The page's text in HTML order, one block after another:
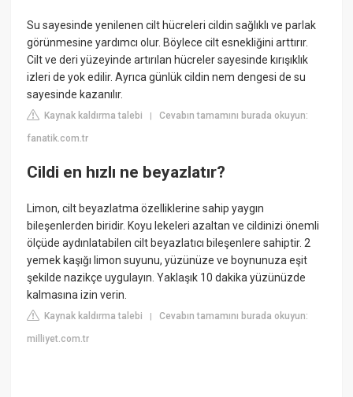
Su sayesinde yenilenen cilt hücreleri cildin sağlıklı ve parlak
görünmesine yardımcı olur. Böylece cilt esnekliğini arttırır.
Cilt ve deri yüzeyinde artırılan hücreler sayesinde kırışıklık
izleri de yok edilir. Ayrıca günlük cildin nem dengesi de su
sayesinde kazanılır.
Kaynak kaldırma talebi |Cevabın tamamını burada okuyun:
fanatik.com.tr
Cildi en hızlı ne beyazlatır?
Limon, cilt beyazlatma özelliklerine sahip yaygın
bileşenlerden biridir. Koyu lekeleri azaltan ve cildinizi önemli
ölçüde aydınlatabilen cilt beyazlatıcı bileşenlere sahiptir. 2
yemek kaşığı limon suyunu, yüzünüze ve boynunuza eşit
şekilde nazikçe uygulayın. Yaklaşık 10 dakika yüzünüzde
kalmasına izin verin.
Kaynak kaldırma talebi |Cevabın tamamını burada okuyun:
milliyet.com.tr